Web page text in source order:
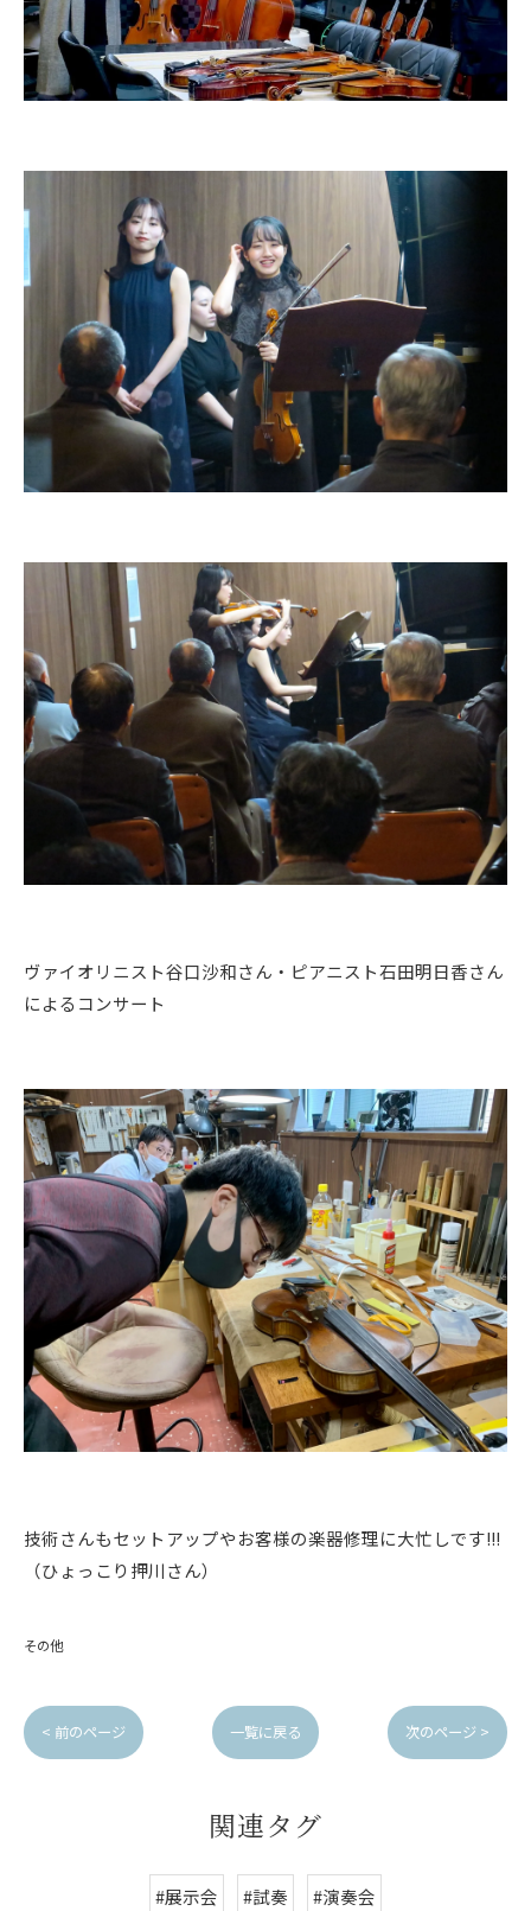
ヴァイオリニスト谷口沙和さん・ピアニスト石田明日香さん
によるコンサート
技術さんもセットアップやお客様の楽器修理に大忙しです!!!
（ひょっこり押川さん）
その他
< 前のページ 一覧に戻る 次のページ >
関連タグ
#展示会 #試奏 #演奏会